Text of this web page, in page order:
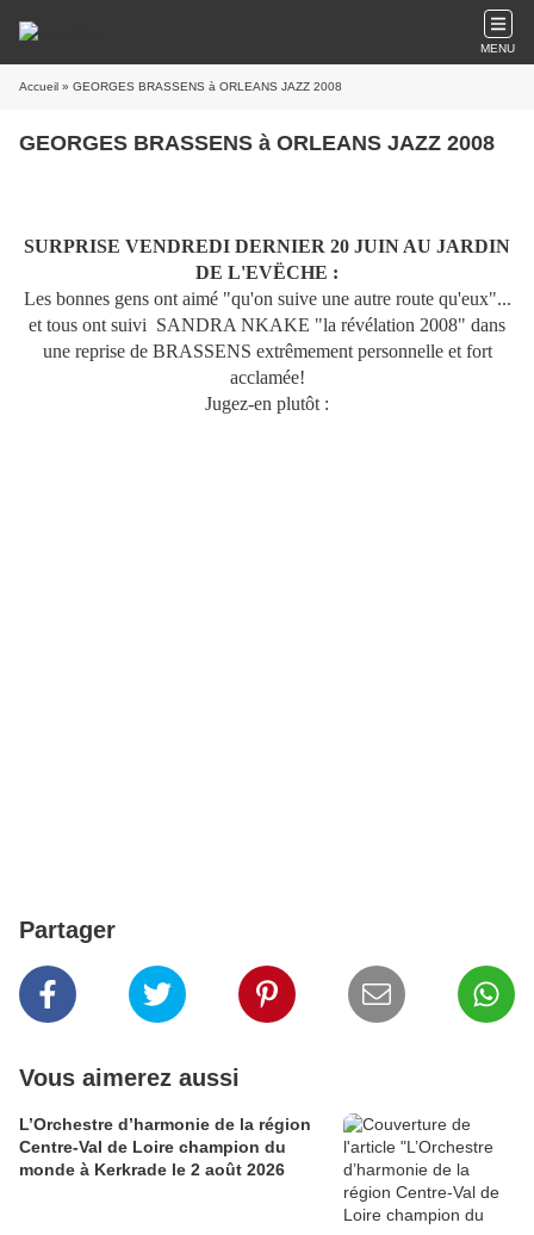
MENU
Accueil » GEORGES BRASSENS à ORLEANS JAZZ 2008
GEORGES BRASSENS à ORLEANS JAZZ 2008
SURPRISE VENDREDI DERNIER 20 JUIN AU JARDIN
DE L'EVËCHE :
Les bonnes gens ont aimé "qu'on suive une autre route qu'eux"...
et tous ont suivi SANDRA NKAKE "la révélation 2008" dans
une reprise de BRASSENS extrêmement personnelle et fort
acclamée!
Jugez-en plutôt :
Partager
Vous aimerez aussi
L’Orchestre d’harmonie de la région
Centre-Val de Loire champion du
monde à Kerkrade le 2 août 2026